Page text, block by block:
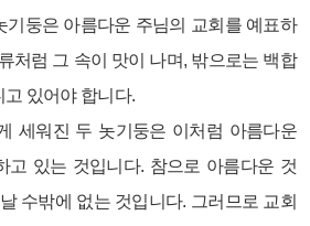
기둥은 아름다운 주님의 교회를 예표하
처럼 그 속이 맛이 나며, 밖으로는 백합
있어야 합니다.
세워진 두 놋기둥은 이처럼 아름다운
고 있는 것입니다. 참으로 아름다운 것
수밖에 없는 것입니다. 그러므로 교회